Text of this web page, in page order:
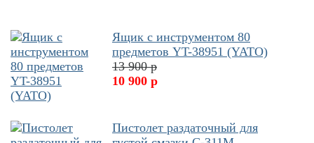
Ящик с инструментом 80
предметов YT-38951 (YATO)
13 900 р
10 900 р
Пистолет раздаточный для